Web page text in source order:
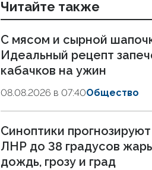
Читайте также
С мясом и сырной
Идеальный рецепт
кабачков на ужин
08.08.2026 в 07:40Общество
Синоптики прогнозируют
ЛНР до 38 градусов
дождь, грозу и град